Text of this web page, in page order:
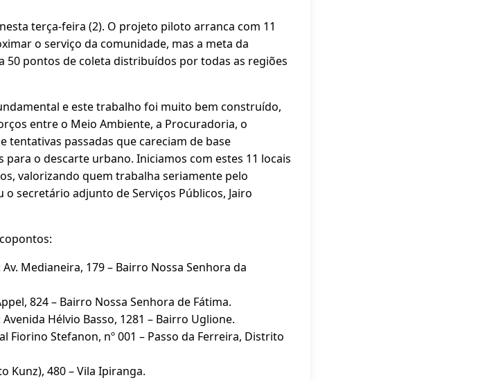
terça-feira (2). O projeto piloto arranca com 11
o serviço da comunidade, mas a meta da
pontos de coleta distribuídos por todas as regiões
e este trabalho foi muito bem construído,
entre o Meio Ambiente, a Procuradoria, o
tentativas passadas que careciam de base
o descarte urbano. Iniciamos com estes 11 locais
valorizando quem trabalha seriamente pelo
secretário adjunto de Serviços Públicos, Jairo
Medianeira, 179 – Bairro Nossa Senhora da
824 – Bairro Nossa Senhora de Fátima.
Hélvio Basso, 1281 – Bairro Uglione.
Fiorino Stefanon, nº 001 – Passo da Ferreira, Distrito
Kunz), 480 – Vila Ipiranga.